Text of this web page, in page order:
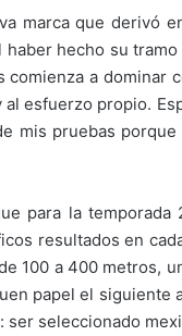
marca que derivó
hecho su
comienza a dominar
esfuerzo propio.
mis pruebas
para la
resultados en
100 a 400 metros,
papel el siguiente
ser seleccionado